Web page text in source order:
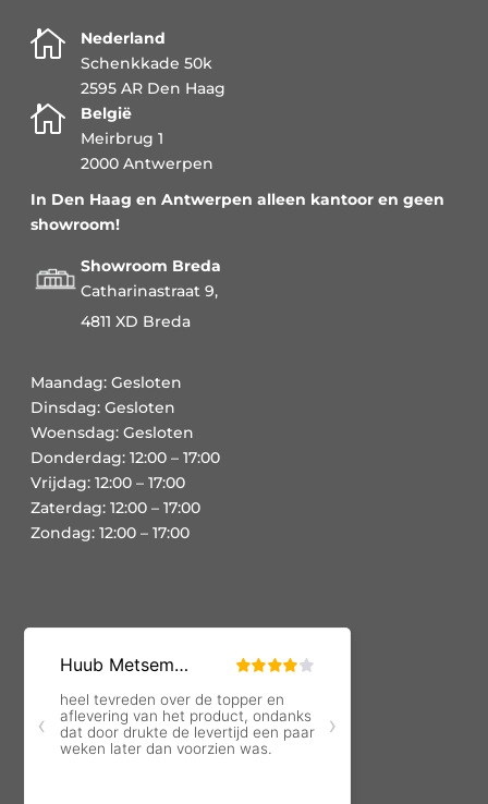

Nederland
Schenkkade 50k
2595 AR Den Haag

België
Meirbrug 1
2000 Antwerpen
In Den Haag en Antwerpen alleen kantoor en geen
showroom!
Showroom Breda
Catharinastraat 9,
4811 XD Breda
Maandag: Gesloten
Dinsdag: Gesloten
Woensdag: Gesloten
Donderdag: 12:00 – 17:00
Vrijdag: 12:00 – 17:00
Zaterdag: 12:00 – 17:00
Zondag: 12:00 – 17:00